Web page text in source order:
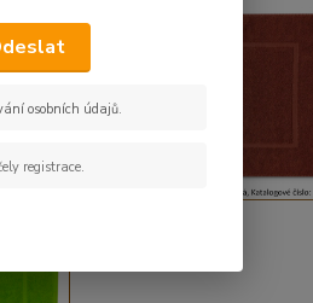
osobních údajů.
registrace.